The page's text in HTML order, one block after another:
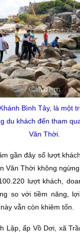
Bình Tây, là một
du khách đến tham
Văn Thời.
gần đây số lượt
Văn Thời không
lượt khách,
so với tiềm năng,
vẫn còn khiêm tốn.
Lập, ấp Vồ Dơi, xã